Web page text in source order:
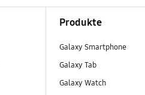
Produkte
Galaxy Smartphone
Galaxy Tab
Galaxy Watch